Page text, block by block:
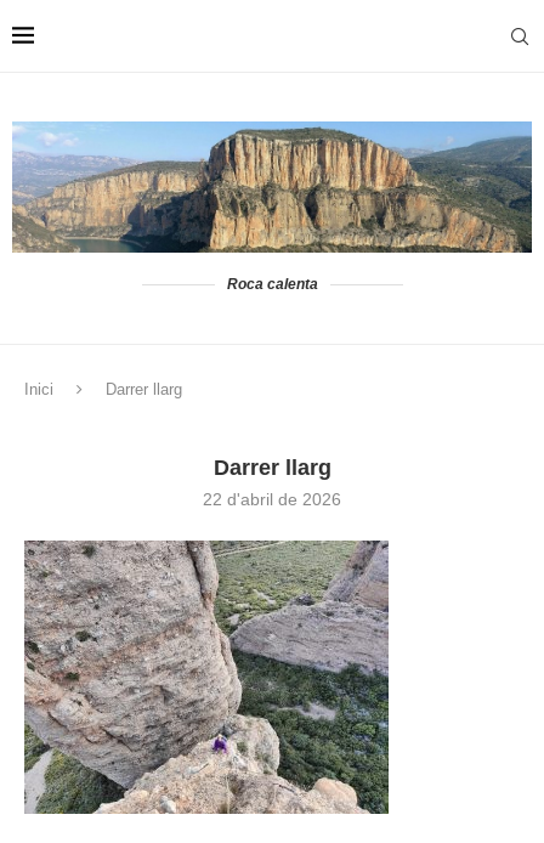
Roca calenta
Inici Darrer llarg
Darrer llarg
22 d'abril de 2026